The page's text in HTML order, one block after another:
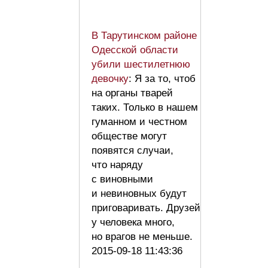
В Тарутинском районе
Одесской области
убили шестилетнюю
девочку: Я за то, чтоб
на органы тварей
таких. Только в нашем
гуманном и честном
обществе могут
появятся случаи,
что наряду
с виновными
и невиновных будут
приговаривать. Друзей
у человека много,
но врагов не меньше.
2015-09-18 11:43:36